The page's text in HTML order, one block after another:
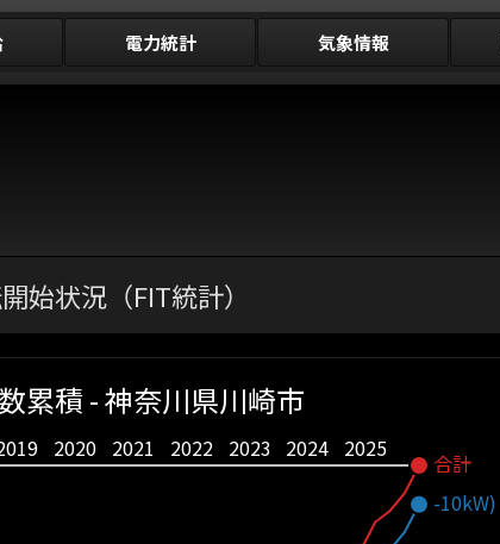
電力統計 気象情報
始状況（FIT統計）
2020 2021 2022 2023 2024 2025
累積 - 神奈川県川崎市
-10kW)
合計